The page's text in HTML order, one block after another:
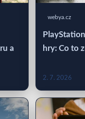
a
webya.cz
hry: Co to
2. 7. 2026